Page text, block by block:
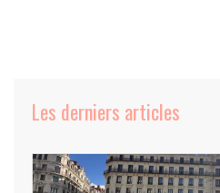
Les derniers articles